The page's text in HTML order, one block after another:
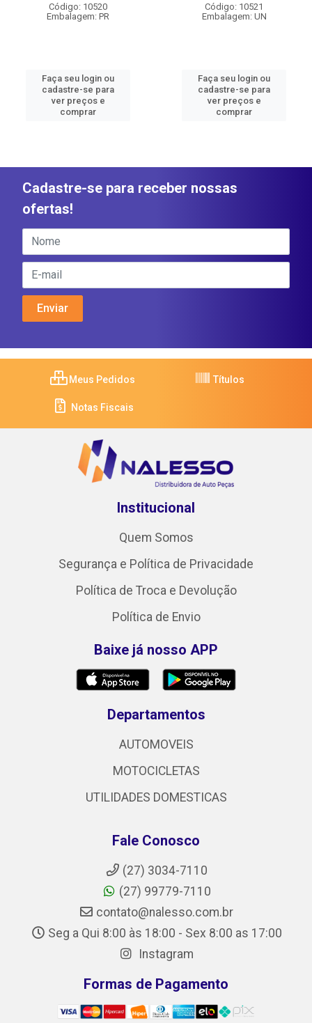
Código: 10520
Embalagem: PR
Faça seu login ou
cadastre-se para
ver preços e
comprar
Código: 10521
Embalagem: UN
Faça seu login ou
cadastre-se para
ver preços e
comprar
Cadastre-se para receber nossas
ofertas!
Meus Pedidos Títulos
Notas Fiscais
Institucional
Quem Somos
Segurança e Política de Privacidade
Política de Troca e Devolução
Política de Envio
Baixe já nosso APP
Departamentos
AUTOMOVEIS
MOTOCICLETAS
UTILIDADES DOMESTICAS
Fale Conosco
(27) 3034-7110
(27) 99779-7110
contato@nalesso.com.br
Seg a Qui 8:00 às 18:00 - Sex 8:00 as 17:00
Instagram
Formas de Pagamento